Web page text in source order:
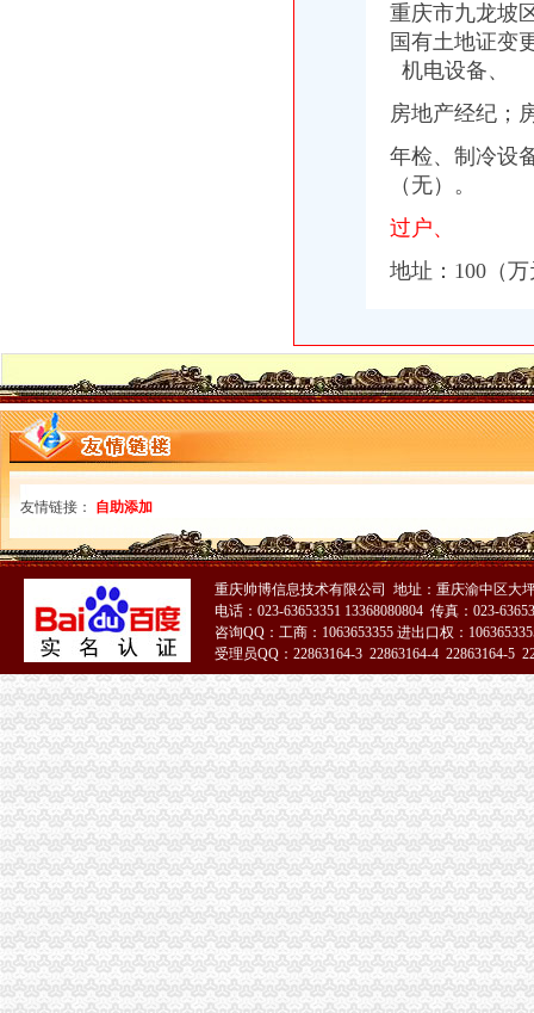
重庆市九龙坡
国有土地证变
机电设备、
房地产经纪；
年检、制冷设
（无）。
过户、
地址：100（
友情链接： 自助添加
重庆帅博信息技术有限公司 地址：重庆渝中区大
电话：023-63653351 13368080804 传真：023-
咨询QQ：工商：1063653355 进出口权：
受理员QQ：22863164-3 22863164-4 22863164-5
51La